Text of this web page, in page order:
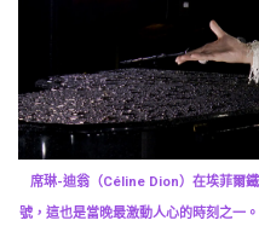
席琳-迪翁（Céline Dion）在埃菲爾
號，這也是當晚最激動人心的時刻之一